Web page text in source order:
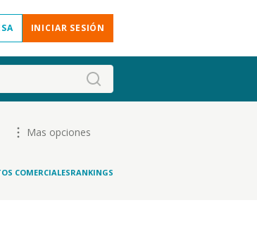
INICIAR SESIÓN
Mas opciones
COMERCIALESRANKINGS